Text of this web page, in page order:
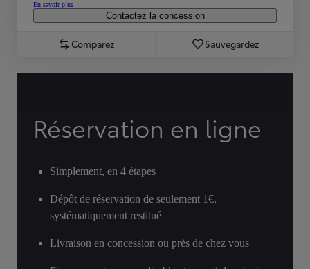
En savoir plus
Contactez la concession
Comparez Sauvegardez
Réservation en ligne
Simplement, en 4 étapes
Dépôt de réservation de seulement 1€,
systématiquement restitué
Livraison en concession ou près de chez vous